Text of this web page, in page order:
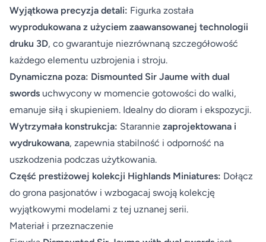
Wyjątkowa precyzja detali: Figurka została
wyprodukowana z użyciem zaawansowanej technologii
druku 3D, co gwarantuje niezrównaną szczegółowość
każdego elementu uzbrojenia i stroju.
Dynamiczna poza: Dismounted Sir Jaume with dual
swords uchwycony w momencie gotowości do walki,
emanuje siłą i skupieniem. Idealny do dioram i ekspozycji.
Wytrzymała konstrukcja: Starannie zaprojektowana i
wydrukowana, zapewnia stabilność i odporność na
uszkodzenia podczas użytkowania.
Część prestiżowej kolekcji Highlands Miniatures: Dołącz
do grona pasjonatów i wzbogacaj swoją kolekcję
wyjątkowymi modelami z tej uznanej serii.
Materiał i przeznaczenie